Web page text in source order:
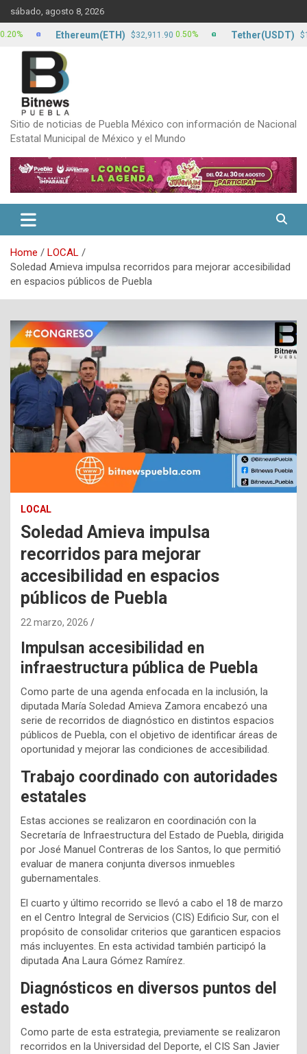
Skip
to
content
sábado, agosto 8, 2026
Sitio de noticias de Puebla México con información de Nacional
Estatal Municipal de México y el Mundo
Home
LOCAL
Soledad Amieva impulsa recorridos para mejorar accesibilidad
en espacios públicos de Puebla
LOCAL
Soledad Amieva impulsa
recorridos para mejorar
accesibilidad en espacios
públicos de Puebla
22 marzo, 2026
Impulsan accesibilidad en
infraestructura pública de Puebla
Como parte de una agenda enfocada en la inclusión, la
diputada María Soledad Amieva Zamora encabezó una
serie de recorridos de diagnóstico en distintos espacios
públicos de Puebla, con el objetivo de identificar áreas de
oportunidad y mejorar las condiciones de accesibilidad.
Trabajo coordinado con autoridades
estatales
Estas acciones se realizaron en coordinación con la
Secretaría de Infraestructura del Estado de Puebla, dirigida
por José Manuel Contreras de los Santos, lo que permitió
evaluar de manera conjunta diversos inmuebles
gubernamentales.
El cuarto y último recorrido se llevó a cabo el 18 de marzo
en el Centro Integral de Servicios (CIS) Edificio Sur, con el
propósito de consolidar criterios que garanticen espacios
más incluyentes. En esta actividad también participó la
diputada Ana Laura Gómez Ramírez.
Diagnósticos en diversos puntos del
estado
Como parte de esta estrategia, previamente se realizaron
recorridos en la Universidad del Deporte, el CIS San Javier
Ethereum(ETH) $32,911.90 0.50% Tether(USDT) $17.13